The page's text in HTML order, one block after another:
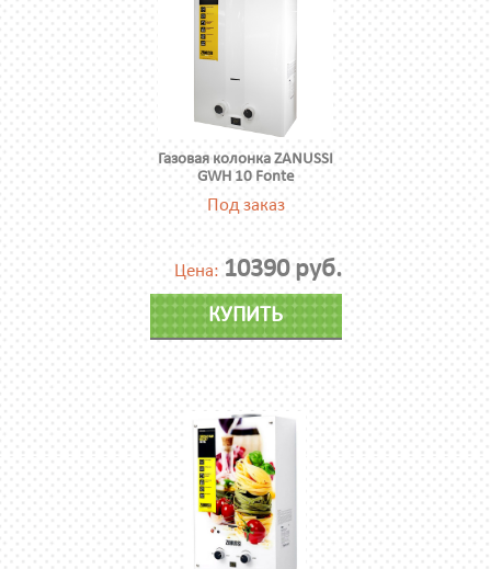
Газовая колонка ZANUSSI
GWH 10 Fonte
Под заказ
Цена: 10390 руб.
КУПИТЬ